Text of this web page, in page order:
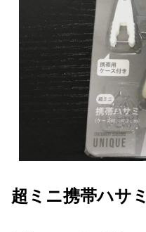
超ミニ携帯ハサ